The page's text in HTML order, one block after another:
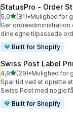
StatusPro ‑ Order
5,0ud af 5 stjerner
(81)
81 anmeldelser i alt
•
Gør ordreadministration
dine egne tilpassede
Built for Shopify
Swiss Post Label
4,9ud af 5 stjerner
(29)
29 anmeldelser i alt
•
Spar tid ved at oprette
Swiss Post med nogle
Built for Shopify